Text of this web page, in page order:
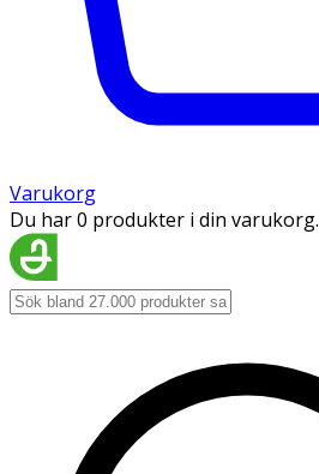
Varukorg
Du har 0 produkter i din varukorg.